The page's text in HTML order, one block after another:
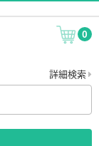
0
詳細検索